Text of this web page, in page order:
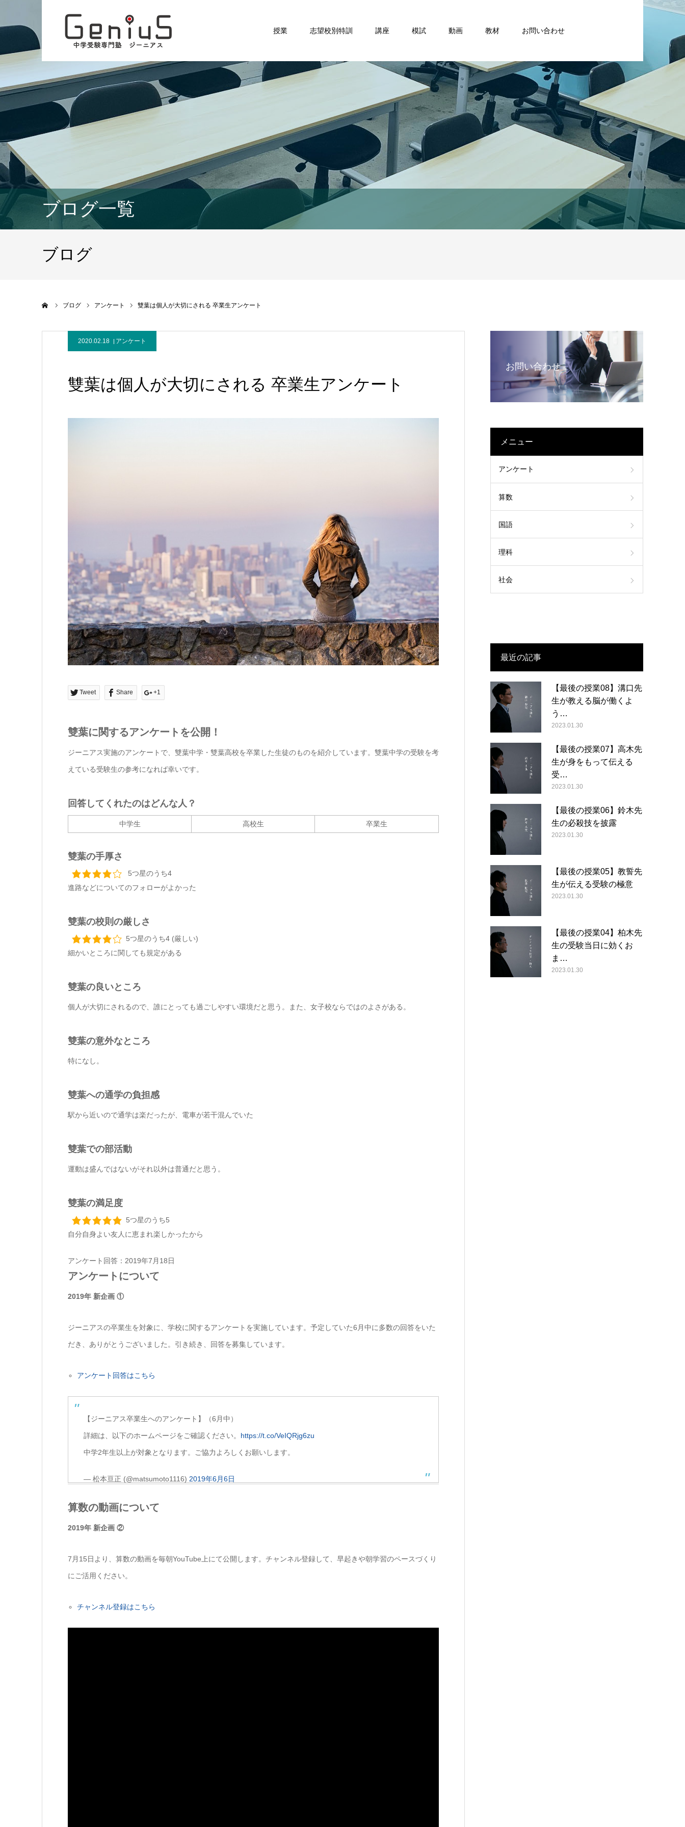
授業 志望校別特訓 講座 模試 動画 教材 お問い合わせ
ブログ一覧
ブログ
ブログ アンケート 雙葉は個人が大切にされる 卒業生アンケート
2020.02.18 アンケート
雙葉は個人が大切にされる 卒業生アンケート
Tweet Share +1
雙葉に関するアンケートを公開！
ジーニアス実施のアンケートで、雙葉中学・雙葉高校を卒業した生徒のものを紹介しています。雙葉中学の受験を考
えている受験生の参考になれば幸いです。
回答してくれたのはどんな人？
中学生 高校生 卒業生
雙葉の手厚さ
5つ星のうち4
進路などについてのフォローがよかった
雙葉の校則の厳しさ
5つ星のうち4 (厳しい)
細かいところに関しても規定がある
雙葉の良いところ
個人が大切にされるので、誰にとっても過ごしやすい環境だと思う。また、女子校ならではのよさがある。
雙葉の意外なところ
特になし。
雙葉への通学の負担感
駅から近いので通学は楽だったが、電車が若干混んでいた
雙葉での部活動
運動は盛んではないがそれ以外は普通だと思う。
雙葉の満足度
5つ星のうち5
自分自身よい友人に恵まれ楽しかったから
アンケート回答：2019年7月18日
アンケートについて
2019年 新企画 ①
ジーニアスの卒業生を対象に、学校に関するアンケートを実施しています。予定していた6月中に多数の回答をいた
だき、ありがとうございました。引き続き、回答を募集しています。
アンケート回答はこちら
【ジーニアス卒業生へのアンケート】（6月中）
詳細は、以下のホームページをご確認ください。 https://t.co/VeIQRjg6zu
中学2年生以上が対象となります。ご協力よろしくお願いします。
— 松本亘正 (@matsumoto1116) 2019年6月6日
算数の動画について
2019年 新企画 ②
7月15日より、算数の動画を毎朝YouTube上にて公開します。チャンネル登録して、早起きや朝学習のペースづくり
にご活用ください。
チャンネル登録はこちら
お問い合わせ
メニュー
アンケート
算数
国語
理科
社会
最近の記事
【最後の授業08】溝口先
生が教える脳が働くよ
う…
2023.01.30
【最後の授業07】高木先
生が身をもって伝える
受…
2023.01.30
【最後の授業06】鈴木先
生の必殺技を披露
2023.01.30
【最後の授業05】教誓先
生が伝える受験の極意
2023.01.30
【最後の授業04】柏木先
生の受験当日に効くお
ま…
2023.01.30